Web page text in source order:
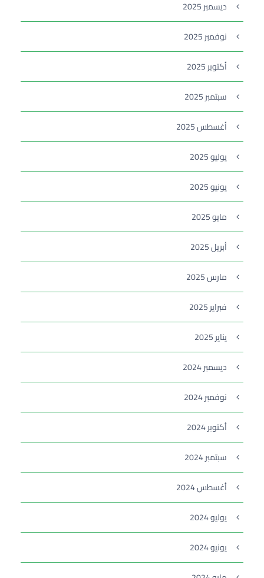
ديسمبر 2025
نوفمبر 2025
أكتوبر 2025
سبتمبر 2025
أغسطس 2025
يوليو 2025
يونيو 2025
مايو 2025
أبريل 2025
مارس 2025
فبراير 2025
يناير 2025
ديسمبر 2024
نوفمبر 2024
أكتوبر 2024
سبتمبر 2024
أغسطس 2024
يوليو 2024
يونيو 2024